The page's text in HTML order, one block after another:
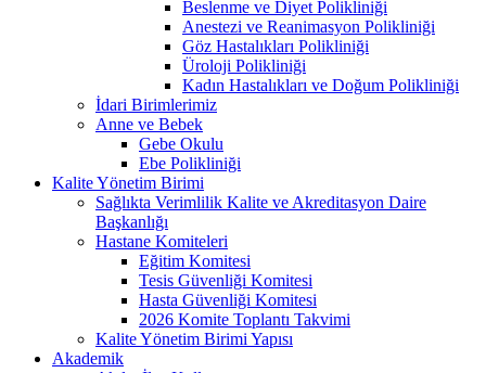
Beslenme ve Diyet Polikliniği
Anestezi ve Reanimasyon Polikliniği
Göz Hastalıkları Polikliniği
Üroloji Polikliniği
Kadın Hastalıkları ve Doğum Polikliniği
İdari Birimlerimiz
Anne ve Bebek
Gebe Okulu
Ebe Polikliniği
Kalite Yönetim Birimi
Sağlıkta Verimlilik Kalite ve Akreditasyon Daire
Başkanlığı
Hastane Komiteleri
Eğitim Komitesi
Tesis Güvenliği Komitesi
Hasta Güvenliği Komitesi
2026 Komite Toplantı Takvimi
Kalite Yönetim Birimi Yapısı
Akademik